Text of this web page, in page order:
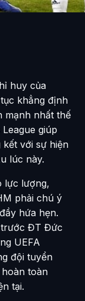
huy của
khẳng định
mạnh nhất thế
giúp
với sự hiện
lúc này.
lực lượng,
phải chú ý
hứa hẹn.
trước ĐT Đức
UEFA
đội tuyển
toàn
tại.